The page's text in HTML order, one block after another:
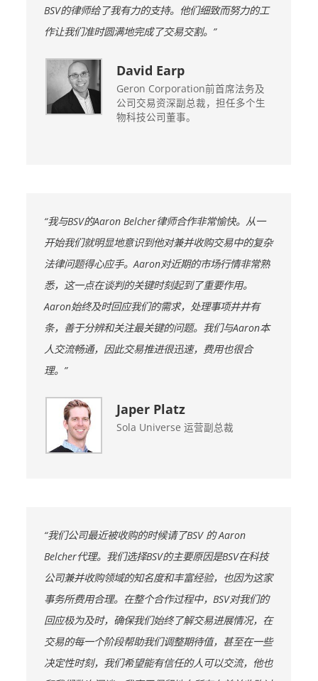
BSV的律师给了我有力的支持。他们细致而努力的工
作让我们准时圆满地完成了交易交割。”
David Earp
Geron Corporation前首席法务及
公司交易资深副总裁，担任多个生
物科技公司董事。
“我与BSV的Aaron Belcher律师合作非常愉快。从一
开始我们就明显地意识到他对兼并收购交易中的复杂
法律问题得心应手。Aaron对近期的市场行情非常熟
悉，这一点在谈判的关键时刻起到了重要作用。
Aaron始终及时回应我们的需求，处理事项井井有
条，善于分辨和关注最关键的问题。我们与Aaron本
人交流畅通，因此交易推进很迅速，费用也很合
理。”
Japer Platz
Sola Universe 运营副总裁
“我们公司最近被收购的时候请了BSV 的 Aaron
Belcher代理。我们选择BSV的主要原因是BSV在科技
公司兼并收购领域的知名度和丰富经验，也因为这家
事务所费用合理。在整个合作过程中，BSV对我们的
回应极为及时，确保我们始终了解交易进展情况，在
交易的每一个阶段帮助我们调整期待值，甚至在一些
决定性时刻，我们希望能有信任的人可以交流，他也